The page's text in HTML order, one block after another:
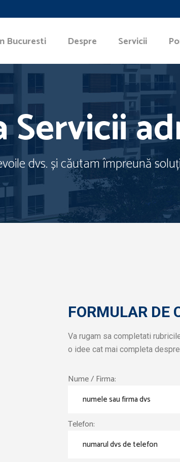
Bucuresti Despre Servicii
Servicii
dvs. și căutam împreună
FORMULAR DE
Va rugam sa completati
o idee cat mai completa
Nume / Firma:
Telefon: